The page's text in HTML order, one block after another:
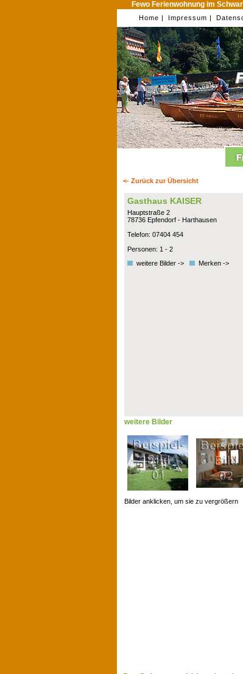
Fewo Ferienwohnung im
Home | Impressum |
<- Zurück zur Übersicht
Gasthaus KAISER
Hauptstraße 2
78736 Epfendorf - Harthausen
Telefon: 07404 454
Personen: 1 - 2
weitere Bilder ->
Merken ->
weitere Bilder
Bilder anklicken, um sie zu vergrößern